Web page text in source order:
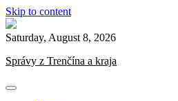
Skip to content
Saturday, August 8, 2026
Správy z Trenčína a kraja